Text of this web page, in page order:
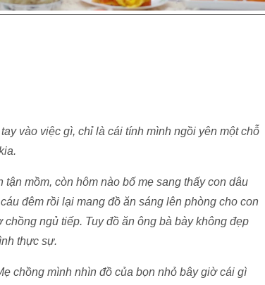
vào việc gì, chỉ là cái tính mình ngồi yên một chỗ
mồm, còn hôm nào bố mẹ sang thấy con dâu
đêm rồi lại mang đồ ăn sáng lên phòng cho con
ngủ tiếp. Tuy đồ ăn ông bà bày không đẹp
thực sự.
chồng mình nhìn đồ của bọn nhỏ bây giờ cái gì